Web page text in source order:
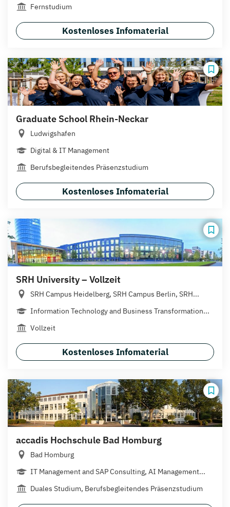
Fernstudium
Kostenloses Infomaterial
Graduate School Rhein-Neckar
Ludwigshafen
Digital & IT Management
Berufsbegleitendes Präsenzstudium
Kostenloses Infomaterial
SRH University – Vollzeit
SRH Campus Heidelberg, SRH Campus Berlin, SRH...
Information Technology and Business Transformation...
Vollzeit
Kostenloses Infomaterial
accadis Hochschule Bad Homburg
Bad Homburg
IT Management and SAP Consulting, AI Management...
Duales Studium, Berufsbegleitendes Präsenzstudium